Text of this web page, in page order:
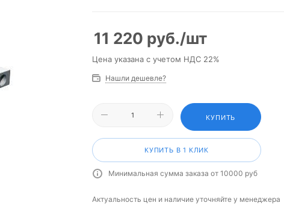
11 220 руб./шт
Цена указана с учетом НДС 22%
Нашли дешевле?
КУПИТЬ
КУПИТЬ В 1 КЛИК
Минимальная сумма заказа от 10000 руб
Актуальность цен и наличие уточняйте у менеджера